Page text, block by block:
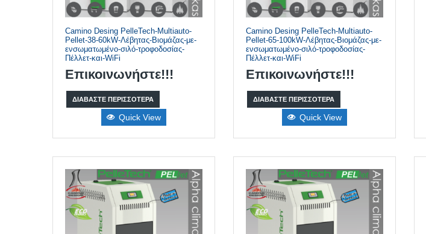
Camino Desing PelleTech-Multiauto-
Pellet-38-60kW-Λέβητας-Βιομάζας-με-
ενσωματωμένο-σιλό-τροφοδοσίας-
Πέλλετ-και-WiFi
Επικοινωνήστε!!!
ΔΙΑΒΆΣΤΕ ΠΕΡΙΣΣΌΤΕΡΑ
Quick View
Camino Desing PelleTech-Multiauto-
Pellet-65-100kW-Λέβητας-Βιομάζας-με-
ενσωματωμένο-σιλό-τροφοδοσίας-
Πέλλετ-και-WiFi
Επικοινωνήστε!!!
ΔΙΑΒΆΣΤΕ ΠΕΡΙΣΣΌΤΕΡΑ
Quick View